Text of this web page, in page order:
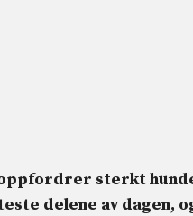
sterkt
delene av dagen,